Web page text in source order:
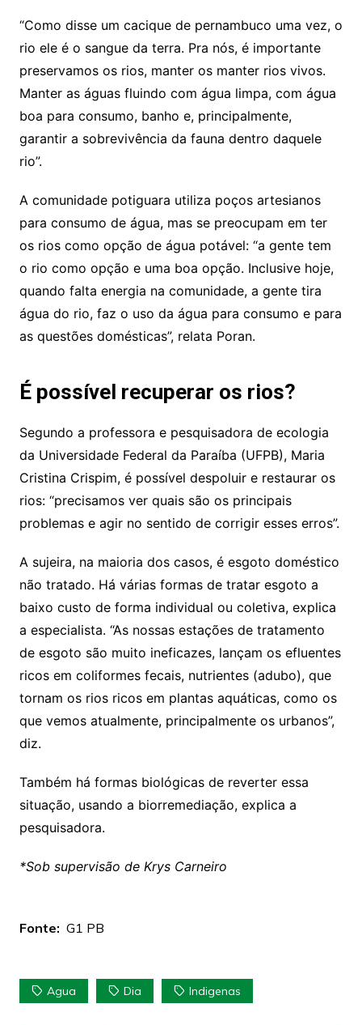
“Como disse um cacique de pernambuco uma vez, o
rio ele é o sangue da terra. Pra nós, é importante
preservamos os rios, manter os manter rios vivos.
Manter as águas fluindo com água limpa, com água
boa para consumo, banho e, principalmente,
garantir a sobrevivência da fauna dentro daquele
rio”.
A comunidade potiguara utiliza poços artesianos
para consumo de água, mas se preocupam em ter
os rios como opção de água potável: “a gente tem
o rio como opção e uma boa opção. Inclusive hoje,
quando falta energia na comunidade, a gente tira
água do rio, faz o uso da água para consumo e para
as questões domésticas”, relata Poran.
É possível recuperar os rios?
Segundo a professora e pesquisadora de ecologia
da Universidade Federal da Paraíba (UFPB), Maria
Cristina Crispim, é possível despoluir e restaurar os
rios: “precisamos ver quais são os principais
problemas e agir no sentido de corrigir esses erros”.
A sujeira, na maioria dos casos, é esgoto doméstico
não tratado. Há várias formas de tratar esgoto a
baixo custo de forma individual ou coletiva, explica
a especialista. “As nossas estações de tratamento
de esgoto são muito ineficazes, lançam os efluentes
ricos em coliformes fecais, nutrientes (adubo), que
tornam os rios ricos em plantas aquáticas, como os
que vemos atualmente, principalmente os urbanos”,
diz.
Também há formas biológicas de reverter essa
situação, usando a biorremediação, explica a
pesquisadora.
*Sob supervisão de Krys Carneiro
Fonte: G1 PB
Agua Dia Indigenas